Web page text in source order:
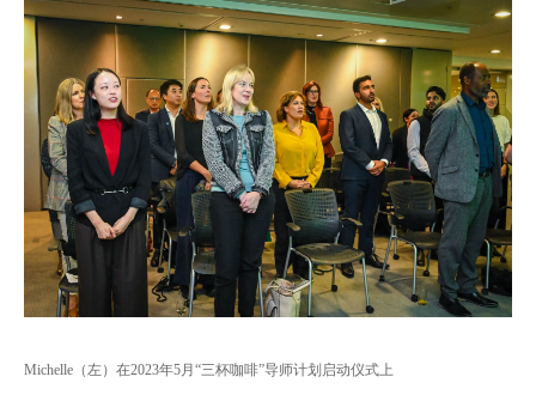
Michelle（左）在2023年5月“三杯咖啡”导师计划启动仪式上